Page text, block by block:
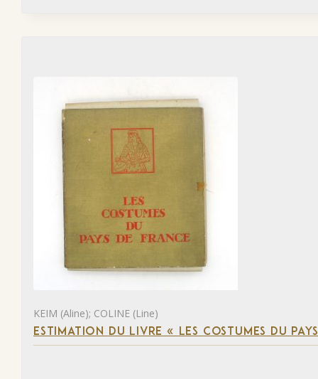
KEIM (Aline); COLINE (Line)
ESTIMATION DU LIVRE « LES COSTUMES DU